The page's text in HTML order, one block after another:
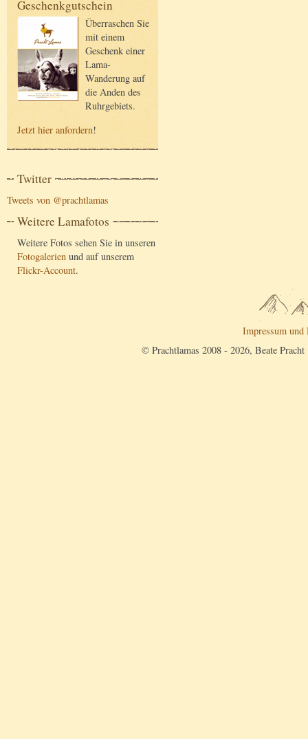
Geschenkgutschein
Überraschen Sie
mit einem
Geschenk einer
Lama-
Wanderung auf
die Anden des
Ruhrgebiets.
Jetzt hier anfordern!
Twitter
Tweets von @prachtlamas
Weitere Lamafotos
Weitere Fotos sehen Sie in unseren
Fotogalerien und auf unserem
Flickr-Account.
Impressum und
© Prachtlamas 2008 - 2026, Beate Pracht